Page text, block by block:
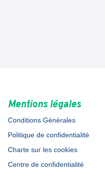
Mentions légales
Conditions Générales
Politique de confidentialité
Charte sur les cookies
Centre de confidentialité